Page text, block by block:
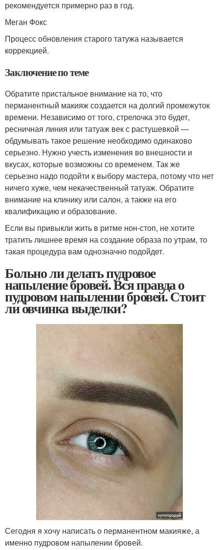
рекомендуется примерно раз в год.
Меган Фокс
Процесс обновления старого татужа называется
коррекцией.
Заключение по теме
Обратите пристальное внимание на то, что
перманентный макияж создается на долгий промежуток
времени. Независимо от того, стрелочка это будет,
ресничная линия или татуаж век с растушевкой —
обдумывать такое решение необходимо одинаково
серьезно. Нужно учесть изменения во внешности и
вкусах, которые возможны со временем. Так же
серьезно надо подойти к выбору мастера, потому что нет
ничего хуже, чем некачественный татуаж. Обратите
внимание на клинику или салон, а также на его
квалификацию и образование.
Если вы привыкли жить в ритме нон-стоп, не хотите
тратить лишнее время на создание образа по утрам, то
такая процедура вам однозначно подойдет.
Больно ли делать пудровое
напыление бровей. Вся правда о
пудровом напылении бровей. Стоит
ли овчинка выделки?
Сегодня я хочу написать о перманентном макияже, а
именно пудровом напылении бровей.